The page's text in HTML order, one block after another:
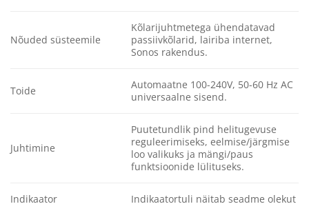
Nõuded süsteemile
Kõlarijuhtmetega ühendatavad
passiivkõlarid, lairiba internet,
Sonos rakendus.
Toide
Automaatne 100-240V, 50-60 Hz AC
universaalne sisend.
Juhtimine
Puutetundlik pind helitugevuse
reguleerimiseks, eelmise/järgmise
loo valikuks ja mängi/paus
funktsioonide lülituseks.
Indikaator Indikaatortuli näitab seadme olekut